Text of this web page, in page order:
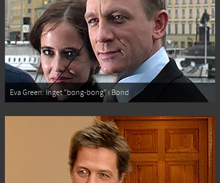
Eva Green: Inget “bong-bong” i Bond